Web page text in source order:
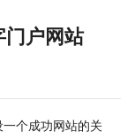
门户网站
个成功网站的关